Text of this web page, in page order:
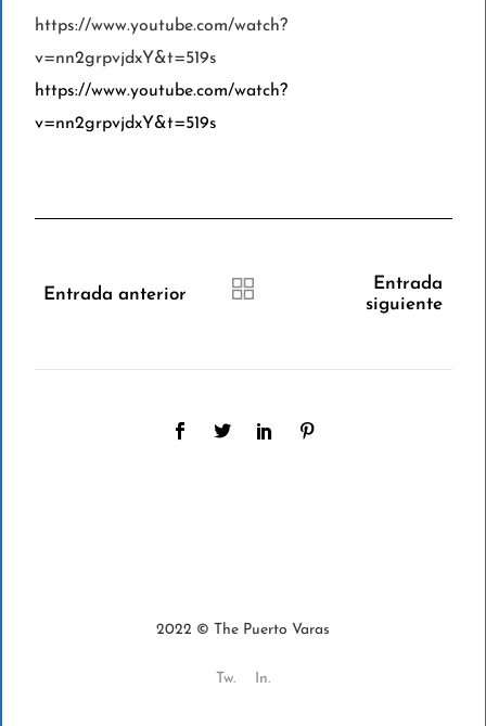
https://www.youtube.com/watch?
v=nn2grpvjdxY&t=519s
https://www.youtube.com/watch?
v=nn2grpvjdxY&t=519s
Entrada anterior
Entrada
siguiente
2022 © The Puerto Varas
Tw. In.